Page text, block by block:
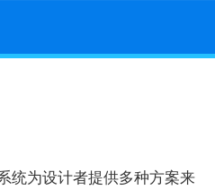
统为设计者提供多种方案来